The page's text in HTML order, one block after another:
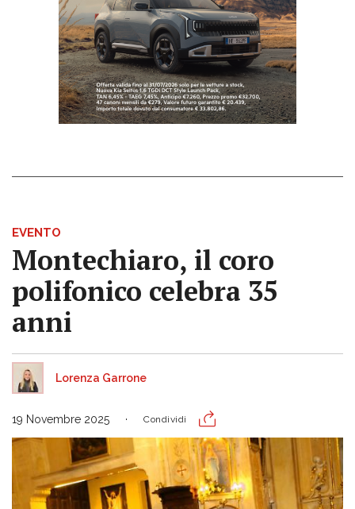
EVENTO
Montechiaro, il coro
polifonico celebra 35
anni
Lorenza Garrone
19 Novembre 2025 Condividi